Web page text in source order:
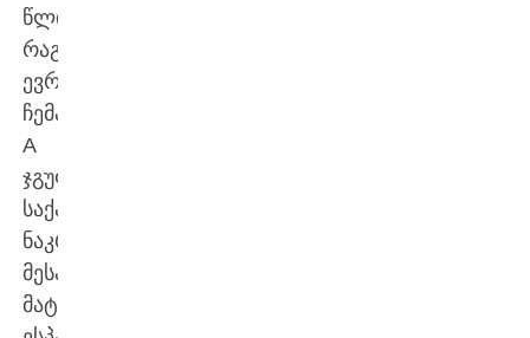
წლის
რაგბი
ევროპის
ჩემპიონატის
A
ჯგუფში
საქართველოს
ნაკრებმა
მესამე
მატჩი